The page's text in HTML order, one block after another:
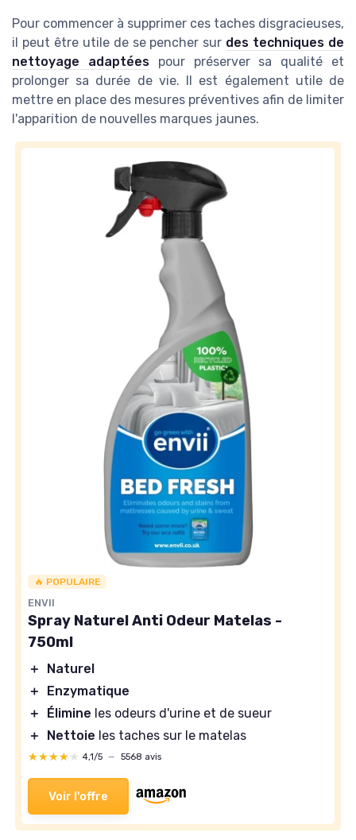
Pour commencer à supprimer ces taches disgracieuses,
il peut être utile de se pencher sur des techniques de
nettoyage adaptéespour préserver sa qualité et
prolonger sa durée de vie. Il est également utile de
mettre en place des mesures préventives afin de limiter
l'apparition de nouvelles marques jaunes.
🔥 POPULAIRE
ENVII
Spray Naturel Anti Odeur Matelas -
750ml
＋
Naturel
＋
Enzymatique
＋
Élimine les odeurs d'urine et de sueur
＋
Nettoie les taches sur le matelas
★★★★★
★★★★★ 4,1/5 — 5568 avis
Voir l'offre